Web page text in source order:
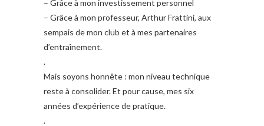
– Grâce à mon investissement personnel
– Grâce à mon professeur, Arthur Frattini, aux
sempais de mon club et à mes partenaires
d’entraînement.
.
Mais soyons honnête : mon niveau technique
reste à consolider. Et pour cause, mes six
années d’expérience de pratique.
.